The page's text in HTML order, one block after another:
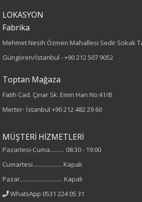
Düz
Kumaş
Cinsiyet
Kol Tipi
Truvakar Kol
LOKASYON
Fabrika
Mehmet Nesih Özmen Mahallesi Sedir Sokak
Güngören/İstanbul -+90 212 507 9052
Toptan Mağaza
Fatih Cad. Çınar Sk. Emin Han No:41/B
Merter- İstanbul +90 212 482 29 60
MÜŞTERİ HİZMETLERİ
Pazartesi-Cuma.......... 08:30 - 19:00
Cumartesi.................... Kapalı
Pazar............................. Kapalı
WhatsApp 0531 224 05 31